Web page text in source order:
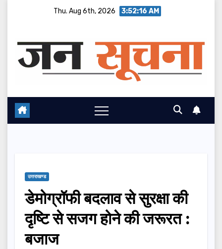
Thu. Aug 6th, 2026 3:52:17 AM
उत्तराखण्ड
डेमोग्रॉफी बदलाव से सुरक्षा की
दृष्टि से सजग होने की जरूरत :
बजाज